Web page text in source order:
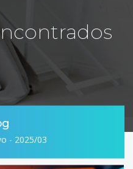
- 2025/03